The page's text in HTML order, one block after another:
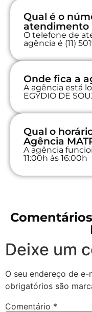
Qual é o
atendimento
O telefone de
agência é (11)
Onde fica a
A agência está
EGYDIO DE
Qual o
Agência
A agência
11:00h às 16:00h
Deixe um
O seu endereço de
obrigatórios são
Comentário *